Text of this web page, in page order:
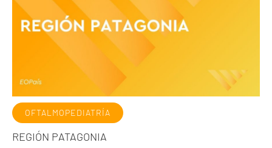
OFTALMOPEDIATRÍA
REGIÓN PATAGONIA